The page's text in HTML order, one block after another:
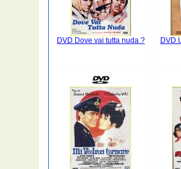
DVD Dove vai tutta nuda ? DVD